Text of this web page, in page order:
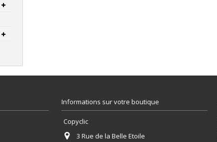
Informations sur votre boutique
Copyclic
3 Rue de la Belle Etoile